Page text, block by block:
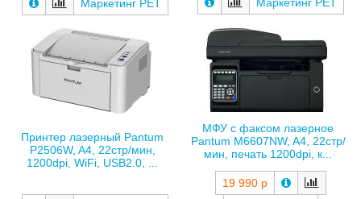
Маркетинг РЕТ Маркетинг РЕТ
Принтер лазерный Pantum
P2506W, A4, 22стр/мин,
1200dpi, WiFi, USB2.0, ...
МФУ с факсом лазерное
Pantum M6607NW, A4, 22стр/
мин, печать 1200dpi, к...
19 990 р